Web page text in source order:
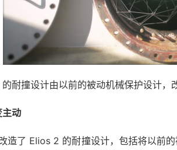
耐撞设计由以前的被动机械保护设计，
主动
造了 Elios 2 的耐撞设计，包括将以前